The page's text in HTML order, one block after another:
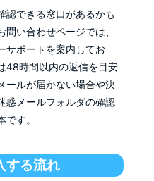
認できる窓口があるかも
い合わせページでは、
サポートを案内してお
48時間以内の返信を目安
ールが届かない場合や決
惑メールフォルダの確認
す。
する流れ